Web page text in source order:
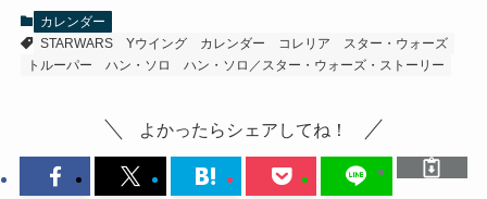
カレンダー
STARWARS
Yウイング カレンダー コレリア
スター・ウォーズ
トルーパー
ハン・ソロ ハン・ソロ／スター・ウォーズ・ストーリー
よかったらシェアしてね！